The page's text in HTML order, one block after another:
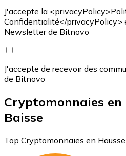
J'accepte la
Confidentialité</privacyPolicy>
Newsletter de Bitnovo
J'accepte de recevoir des
de Bitnovo
Cryptomonnaies en
Baisse
Top Cryptomonnaies en Hausse